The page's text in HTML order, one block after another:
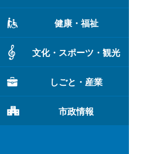
健康・福祉
文化・スポーツ・観光
しごと・産業
市政情報